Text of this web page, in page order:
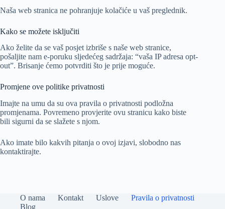
Naša web stranica ne pohranjuje kolačiće u vaš preglednik.
Kako se možete isključiti
Ako želite da se vaš posjet izbriše s naše web stranice,
pošaljite nam e-poruku sljedećeg sadržaja: “vaša IP adresa opt-
out”. Brisanje ćemo potvrditi što je prije moguće.
Promjene ove politike privatnosti
Imajte na umu da su ova pravila o privatnosti podložna
promjenama. Povremeno provjerite ovu stranicu kako biste
bili sigurni da se slažete s njom.
Ako imate bilo kakvih pitanja o ovoj izjavi, slobodno nas
kontaktirajte.
O nama Kontakt Uslove
Pravila o privatnosti
Blog